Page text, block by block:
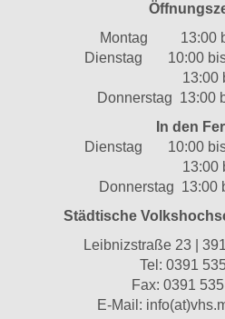
Montag 13:00
Dienstag 10:00 bis
13:00 bis
Donnerstag 13:00
In den
Dienstag 10:00 bis
13:00 bis
Donnerstag 13:00
Städtische
Leibnizstraße 23 |
Tel: 0391
Fax: 0391
E-Mail: